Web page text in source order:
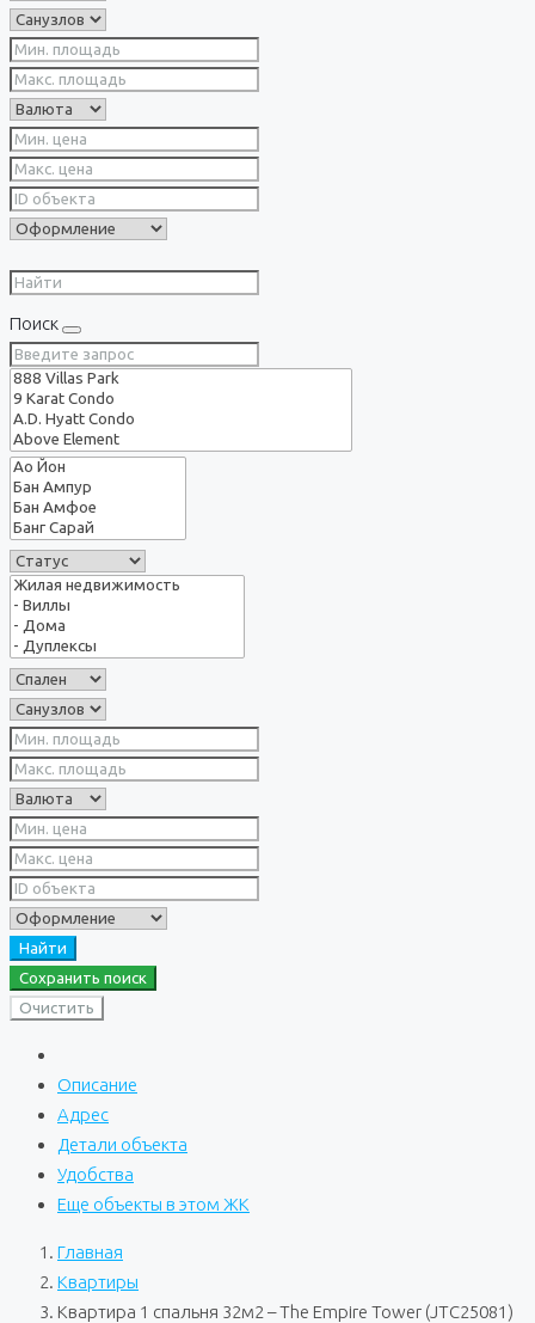
Поиск
Найти
Сохранить поиск
Очистить
Описание
Адрес
Детали объекта
Удобства
Еще объекты в этом ЖК
Главная
Квартиры
Квартира 1 спальня 32м2 – The Empire Tower (JTC25081)